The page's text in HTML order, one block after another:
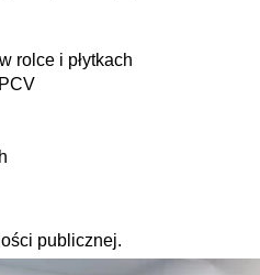
rolce i płytkach
publicznej.